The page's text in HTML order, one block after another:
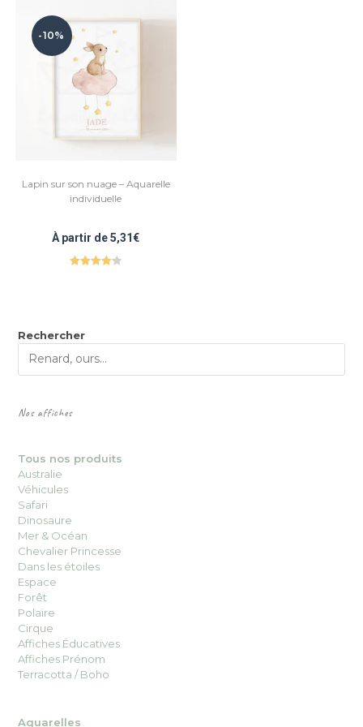
-10%
Lapin sur son nuage – Aquarelle
individuelle
À partir de5,31€
Rechercher
Nos affiches
Tous nos produits
Australie
Véhicules
Safari
Dinosaure
Mer & Océan
Chevalier Princesse
Dans les étoiles
Espace
Forêt
Polaire
Cirque
Affiches Éducatives
Affiches Prénom
Terracotta / Boho
Aquarelles